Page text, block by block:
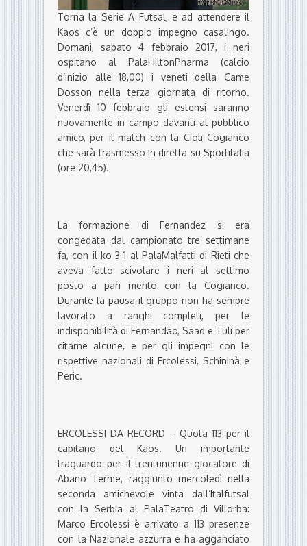
Torna la Serie A Futsal, e ad attendere il
Kaos c’è un doppio impegno casalingo.
Domani, sabato 4 febbraio 2017, i neri
ospitano al PalaHiltonPharma (calcio
d’inizio alle 18,00) i veneti della Came
Dosson nella terza giornata di ritorno.
Venerdì 10 febbraio gli estensi saranno
nuovamente in campo davanti al pubblico
amico, per il match con la Cioli Cogianco
che sarà trasmesso in diretta su Sportitalia
(ore 20,45).
La formazione di Fernandez si era
congedata dal campionato tre settimane
fa, con il ko 3-1 al PalaMalfatti di Rieti che
aveva fatto scivolare i neri al settimo
posto a pari merito con la Cogianco.
Durante la pausa il gruppo non ha sempre
lavorato a ranghi completi, per le
indisponibilità di Fernandao, Saad e Tuli per
citarne alcune, e per gli impegni con le
rispettive nazionali di Ercolessi, Schininà e
Peric.
ERCOLESSI DA RECORD – Quota 113 per il
capitano del Kaos. Un importante
traguardo per il trentunenne giocatore di
Abano Terme, raggiunto mercoledì nella
seconda amichevole vinta dall’Italfutsal
con la Serbia al PalaTeatro di Villorba:
Marco Ercolessi è arrivato a 113 presenze
con la Nazionale azzurra e ha agganciato